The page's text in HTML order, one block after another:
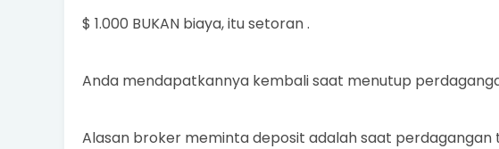
$ 1.000 BUKAN biaya, itu setoran .
Anda mendapatkannya kembali saat menutup
Alasan broker meminta deposit adalah saat perdagangan